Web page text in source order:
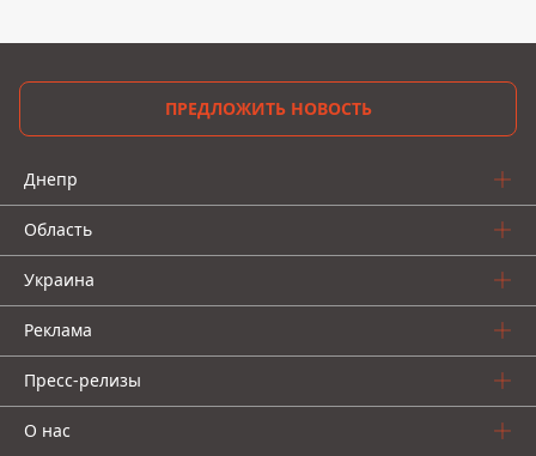
ПРЕДЛОЖИТЬ НОВОСТЬ
Днепр
Область
Украина
Реклама
Пресс-релизы
О нас